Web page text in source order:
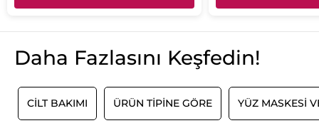
Daha Fazlasını Keşfedin!
CİLT BAKIMI ÜRÜN TİPİNE GÖRE YÜZ MASKESI